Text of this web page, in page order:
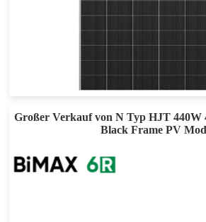
Maximaler Wirkungsgrad:
Großer Verkauf von N Typ HJT 440W
Black Frame PV